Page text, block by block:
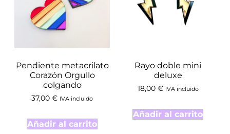
Pendiente metacrilato
Corazón Orgullo
colgando
37,00 € IVA incluido
Añadir al carrito
Rayo doble mini
deluxe
18,00 € IVA incluido
Añadir al carrito